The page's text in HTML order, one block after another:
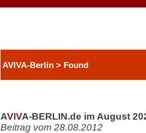
AVIVA-Berlin > Found
AVIVA-BERLIN.de im August
Beitrag vom 28.08.2012